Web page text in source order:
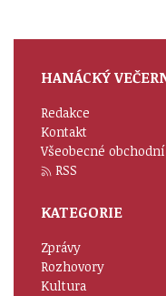
HANÁCKÝ
Redakce
Kontakt
Všeobecné
RSS
KATEGORIE
Zprávy
Rozhovory
Kultura